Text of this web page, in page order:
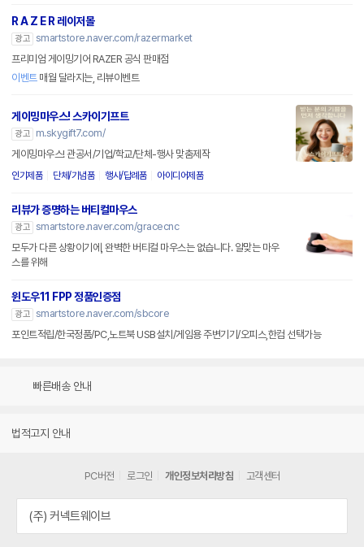
R A Z E R 레이저몰
광고 smartstore.naver.com/razermarket
프리미엄 게이밍기어 RAZER 공식 판매점
이벤트매월 달라지는, 리뷰이벤트
게이밍마우스! 스카이기프트
광고
m.skygift7.com/
게이밍마우스! 관공서/기업/학교/단체-행사 맞춤제작
인기제품 단체/기념품 행사/답례품 아이디어제품
리뷰가 증명하는 버티컬마우스
광고 smartstore.naver.com/gracecnc
모두가 다른 상황이기에, 완벽한 버티컬 마우스는 없습니다. 알맞는 마우
스를 위해
윈도우11 FPP 정품인증점
광고 smartstore.naver.com/sbcore
포인트적립/한국정품/PC,노트북 USB설치/게임용 주변기기/오피스,한컴 선택가능
빠른배송 안내
법적고지 안내
PC버전 로그인 개인정보처리방침 고객센터
(주) 커넥트웨이브